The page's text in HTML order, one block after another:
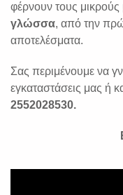
φέρνουν τους
γλώσσα, από την
αποτελέσματα.
Σας περιμένουμε να
εγκαταστάσεις μας ή
2552028530.